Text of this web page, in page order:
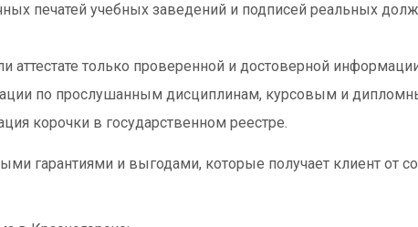
печатей учебных заведений и подписей реальных
аттестате только проверенной и достоверной
по прослушанным дисциплинам, курсовым и
корочки в государственном реестре.
гарантиями и выгодами, которые получает клиент от